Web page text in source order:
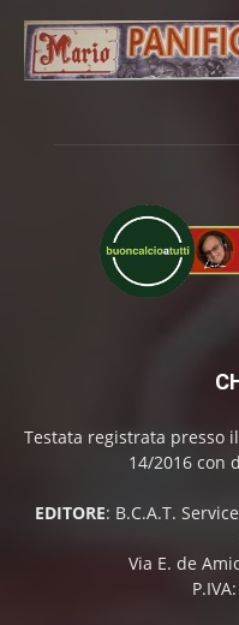
Testata registrata presso
14/2016 con
EDITORE: B.C.A.T.
Via E. de